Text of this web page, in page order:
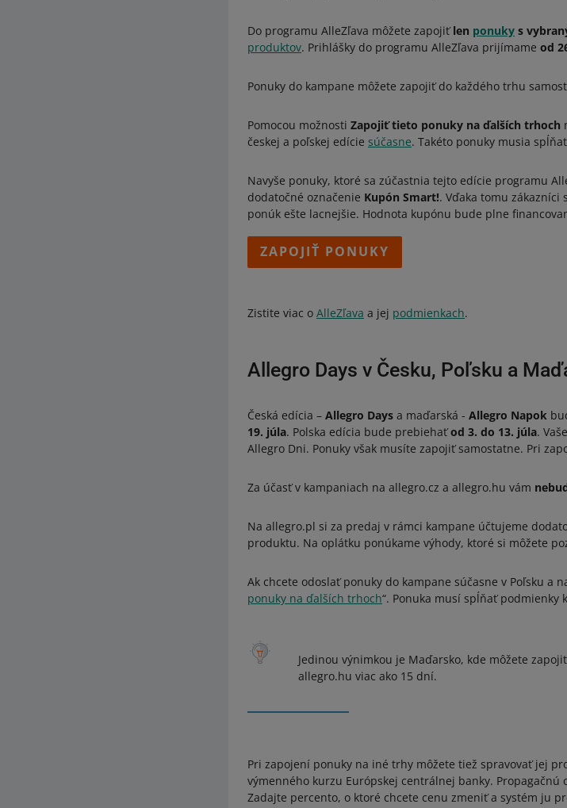
Do programu AlleZľava môžete zapojiťlen ponuky s
produktov. Prihlášky do programu AlleZľava prijímame od
Ponuky do kampane môžete zapojiť do každého trhu
Pomocou možnosti Zapojiť tieto ponuky na ďalších trhoch
českej a poľskej edície súčasne. Takéto ponuky musia
Navyše ponuky, ktoré sa zúčastnia tejto edície programu
dodatočné označenie Kupón Smart!. Vďaka tomu
ponúk ešte lacnejšie. Hodnota kupónu bude plne
ZAPOJIŤ PONUKY
Zistite viac o AlleZľava a jej podmienkach.
Allegro Days v Česku, Poľsku a
Česká edícia – Allegro Days a maďarská - Allegro Napok
19. júla. Polska edícia bude prebiehaťod 3. do 13. júla.
Allegro Dni. Ponuky však musíte zapojiť samostatne. Pri
Za účasť v kampaniach na allegro.cz a allegro.hu vám
Na allegro.pl si za predaj v rámci kampane účtujeme
produktu. Na oplátku ponúkame výhody, ktoré si môžete
Ak chcete odoslať ponuky do kampane súčasne v Poľsku a
ponuky na ďalších trhoch“. Ponuka musí spĺňať podmienky
Jedinou výnimkou je Maďarsko, kde môžete
allegro.hu viac ako 15 dní.
Pri zapojení ponuky na iné trhy môžete tiež spravovať jej
výmenného kurzu Európskej centrálnej banky.
Zadajte percento, o ktoré chcete cenu zmeniť a systém ju